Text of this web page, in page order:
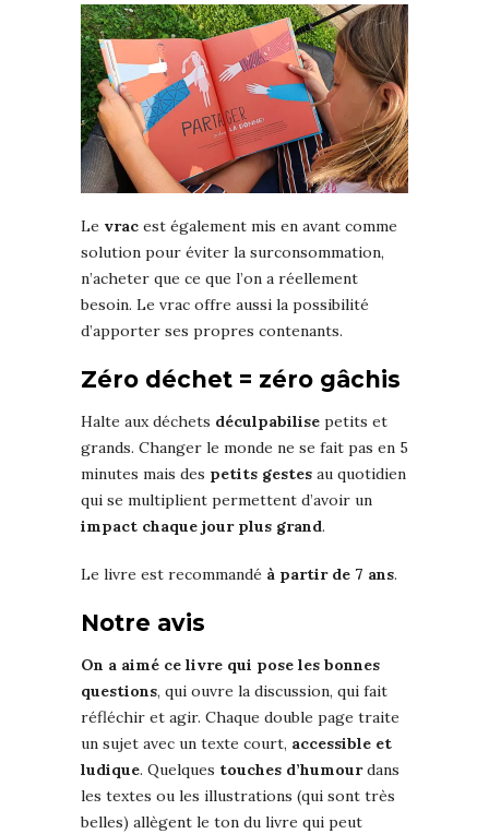
Le vrac est également mis en avant comme
solution pour éviter la surconsommation,
n’acheter que ce que l’on a réellement
besoin. Le vrac offre aussi la possibilité
d’apporter ses propres contenants.
Zéro déchet = zéro gâchis
Halte aux déchets déculpabilise petits et
grands. Changer le monde ne se fait pas en 5
minutes mais des petits gestes au quotidien
qui se multiplient permettent d’avoir un
impact chaque jour plus grand.
Le livre est recommandé à partir de 7 ans.
Notre avis
On a aimé ce livre qui pose les bonnes
questions, qui ouvre la discussion, qui fait
réfléchir et agir. Chaque double page traite
un sujet avec un texte court, accessible et
ludique. Quelques touches d’humourdans
les textes ou les illustrations (qui sont très
belles) allègent le ton du livre qui peut